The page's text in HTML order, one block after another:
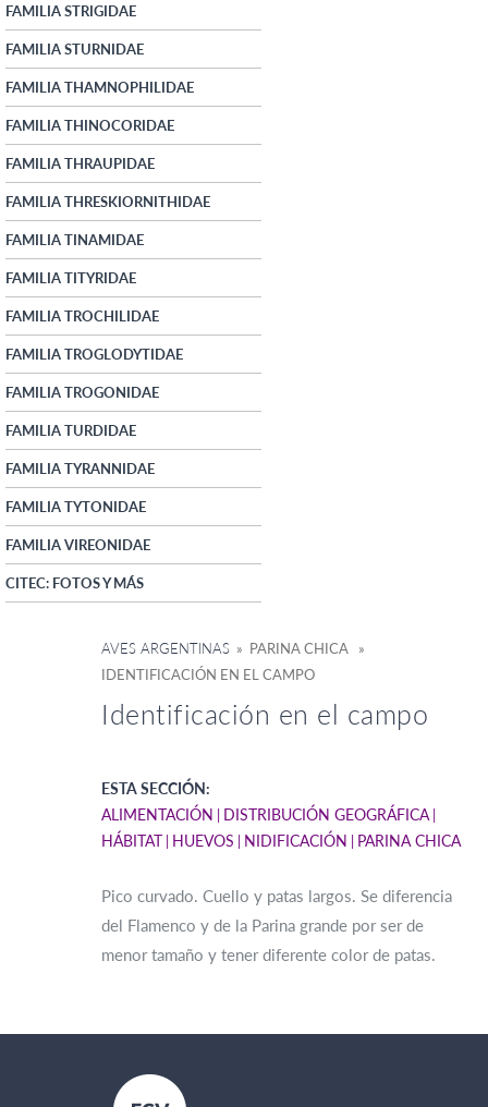
FAMILIA STRIGIDAE
FAMILIA STURNIDAE
FAMILIA THAMNOPHILIDAE
FAMILIA THINOCORIDAE
FAMILIA THRAUPIDAE
FAMILIA THRESKIORNITHIDAE
FAMILIA TINAMIDAE
FAMILIA TITYRIDAE
FAMILIA TROCHILIDAE
FAMILIA TROGLODYTIDAE
FAMILIA TROGONIDAE
FAMILIA TURDIDAE
FAMILIA TYRANNIDAE
FAMILIA TYTONIDAE
FAMILIA VIREONIDAE
CITEC: FOTOS Y MÁS
AVES ARGENTINAS » PARINA CHICA »
IDENTIFICACIÓN EN EL CAMPO
Identificación en el campo
ESTA SECCIÓN:
ALIMENTACIÓN
DISTRIBUCIÓN GEOGRÁFICA
HÁBITAT HUEVOS NIDIFICACIÓN PARINA CHICA
Pico curvado. Cuello y patas largos. Se diferencia
del Flamenco y de la Parina grande por ser de
menor tamaño y tener diferente color de patas.